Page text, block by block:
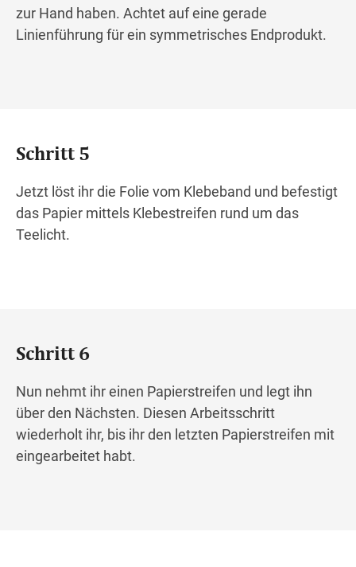
zur Hand haben. Achtet auf eine gerade
Linienführung für ein symmetrisches Endprodukt.
Schritt 5
Jetzt löst ihr die Folie vom Klebeband und befestigt
das Papier mittels Klebestreifen rund um das
Teelicht.
Schritt 6
Nun nehmt ihr einen Papierstreifen und legt ihn
über den Nächsten. Diesen Arbeitsschritt
wiederholt ihr, bis ihr den letzten Papierstreifen mit
eingearbeitet habt.